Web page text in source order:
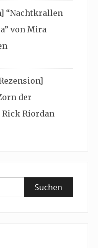
“Nachtkrallen
von Mira
der
Riordan